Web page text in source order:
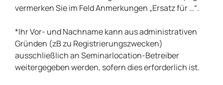
vermerken Sie im Feld Anmerkungen „Ersatz für …“.
*Ihr Vor- und Nachname kann aus administrativen
Gründen (zB zu Registrierungszwecken)
ausschließlich an Seminarlocation-Betreiber
weitergegeben werden, sofern dies erforderlich ist.